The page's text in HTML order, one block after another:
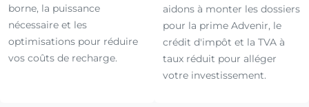
borne, la puissance
nécessaire et les
optimisations pour réduire
vos coûts de recharge.
aidons à monter les dossiers
pour la prime Advenir, le
crédit d'impôt et la TVA à
taux réduit pour alléger
votre investissement.